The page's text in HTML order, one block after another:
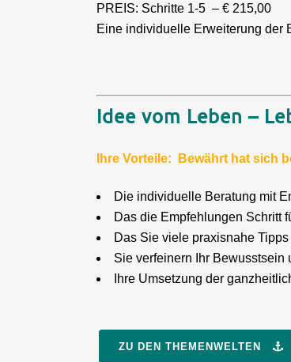
PREIS: Schritte 1-5 – € 215,00
Eine individuelle Erweiterung der
Idee vom Leben –
Ihre Vorteile: Bewährt hat sich
Die individuelle Beratung mit
Das die Empfehlungen Schritt
Das Sie viele praxisnahe
Sie verfeinern Ihr Bewusstsein
Ihre Umsetzung der
ZU DEN THEMENWELTEN